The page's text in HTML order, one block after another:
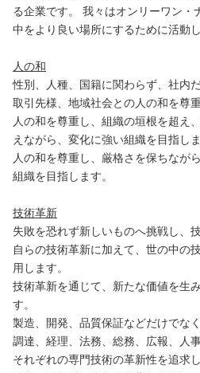
る企業です。 我々はオンリーワン・
中をより良い場所にするために活動し
人の和
性別、人種、国籍に関わらず、社内
取引先様、地域社会との人の和を尊重
人の和を尊重し、組織の垣根を超え
えながら、変化に強い組織を目指しま
人の和を尊重し、厳格さを保ちなが
組織を目指します。
技術革新
失敗を恐れず新しいものへ挑戦し、
自らの技術革新に加えて、世の中の
用します。
技術革新を通じて、新たな価値を生
す。
製造、開発、品質保証などだけでな
調達、経理、法務、総務、広報、人
それぞれの専門技術の革新性を追求